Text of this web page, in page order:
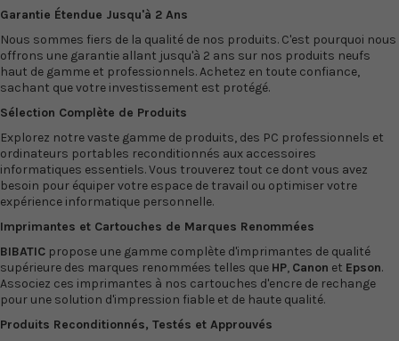
Garantie Étendue Jusqu'à 2 Ans
Nous sommes fiers de la qualité de nos produits. C'est pourquoi nous
offrons une garantie allant jusqu'à 2 ans sur nos produits neufs
haut de gamme et professionnels. Achetez en toute confiance,
sachant que votre investissement est protégé.
Sélection Complète de Produits
Explorez notre vaste gamme de produits, des PC professionnels et
ordinateurs portables reconditionnés aux accessoires
informatiques essentiels. Vous trouverez tout ce dont vous avez
besoin pour équiper votre espace de travail ou optimiser votre
expérience informatique personnelle.
Imprimantes et Cartouches de Marques Renommées
BIBATIC propose une gamme complète d'imprimantes de qualité
supérieure des marques renommées telles que HP, Canon et Epson.
Associez ces imprimantes à nos cartouches d'encre de rechange
pour une solution d'impression fiable et de haute qualité.
Produits Reconditionnés, Testés et Approuvés